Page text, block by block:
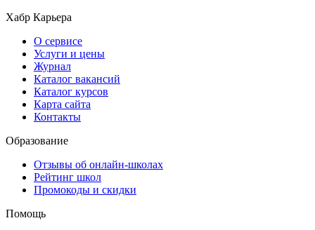
Хабр Карьера
О сервисе
Услуги и цены
Журнал
Каталог вакансий
Каталог курсов
Карта сайта
Контакты
Образование
Отзывы об онлайн-школах
Рейтинг школ
Промокоды и скидки
Помощь